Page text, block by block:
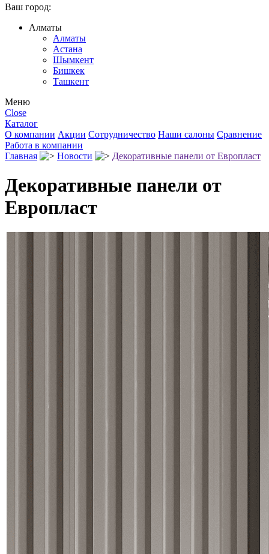
Ваш город:
Алматы
Алматы
Астана
Шымкент
Бишкек
Ташкент
Меню
Close
Каталог
О компании Акции Сотрудничество Наши салоны Сравнение
Работа в компании
Главная
Новости Декоративные панели от Европласт
Декоративные панели от
Европласт